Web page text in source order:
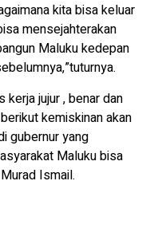
kita bisa keluar
mensejahterakan
Maluku kedepan
kerja jujur , benar dan
kemiskinan akan
gubernur yang
Maluku bisa
Ismail.